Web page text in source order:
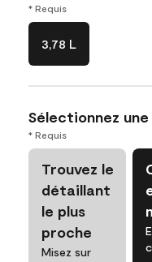
* Requis
3,78 L
Sélectionnez
* Requis
Trouvez le
détaillant
le plus
proche
Misez sur